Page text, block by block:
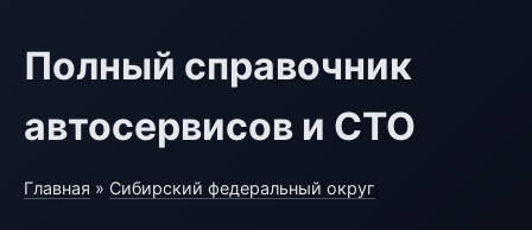
Полный справочник
автосервисов и СТО
Главная » Сибирский федеральный округ